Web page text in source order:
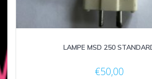
LAMPE MSD 250
€50,00